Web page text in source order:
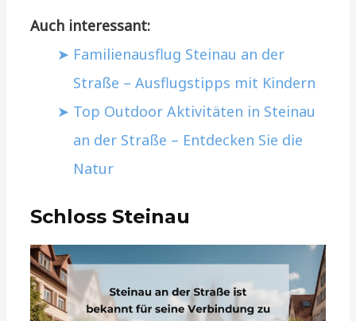
Auch interessant:
Familienausflug Steinau an der
Straße – Ausflugstipps mit Kindern
Top Outdoor Aktivitäten in Steinau
an der Straße – Entdecken Sie die
Natur
Schloss Steinau